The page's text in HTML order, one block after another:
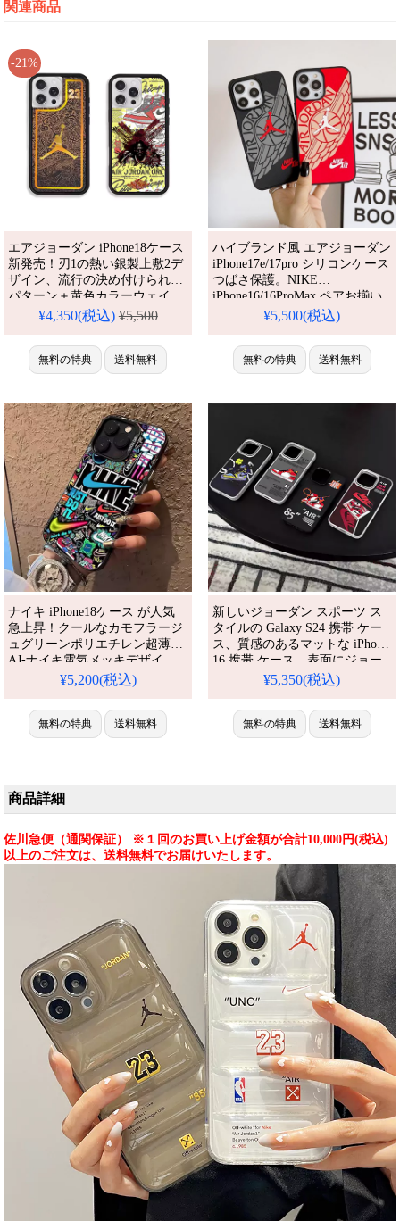
関連商品
-21%
エアジョーダン iPhone18ケース
新発売！刃1の熱い銀製上敷2デ
ザイン、流行の決め付けられた
パターン＋黄色カラーウェイ。
シリコン素材、芸能人も愛用す
の多機能仕様。かわいい黄色パ
ターンスタイルが流行り、格安
で手に入り、
しても使える優れもの！
¥4,350(税込)¥5,500
無料の特典 送料無料
ハイブランド風 エアジョーダン
iPhone17e/17pro シリコンケース
つばさ保護。NIKE
iPhone16/16ProMax ペアお揃い
ケース 通勤通学メンズ。
ース 送料無料。かわいい・安
い・人気。耐衝撃・防水・多機
能iPhoneケース。おしゃれ。
¥5,500(税込)
無料の特典 送料無料
ナイキ iPhone18ケース が人気
急上昇！クールなカモフラージ
ュグリーンポリエチレン超薄型
AJ-ナイキ電気メッキデザイ
ン、iPhone16/15/14/13全機種対
カモフラグリースタイル、耐衝
撃＆防水機能で実用性抜群。格
安価格でiPhone17pro/16promax
行く一品。（高校生中学生お気
に入り）
¥5,200(税込)
無料の特典 送料無料
新しいジョーダン スポーツ ス
タイルの Galaxy S24 携帯 ケー
ス、質感のあるマットな iPhone
16 携帯 ケース、表面にジョー
ダン AJ シューズのパターンを
ケースは、大学生に深く愛され
ています。
¥5,350(税込)
無料の特典 送料無料
商品詳細
佐川急便（通関保証） ※１回のお買い上げ金額が合計10,000円(税込)
以上のご注文は、送料無料でお届けいたします。